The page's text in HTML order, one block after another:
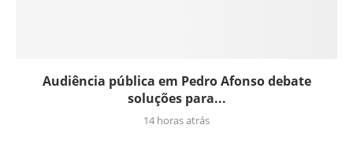
Audiência pública em Pedro Afonso debate
soluções para...
14 horas atrás